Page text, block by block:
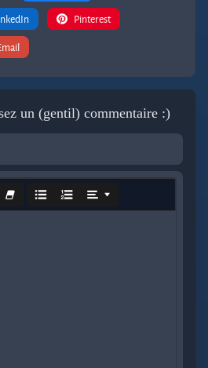
Pinterest
un (gentil) commentaire :)